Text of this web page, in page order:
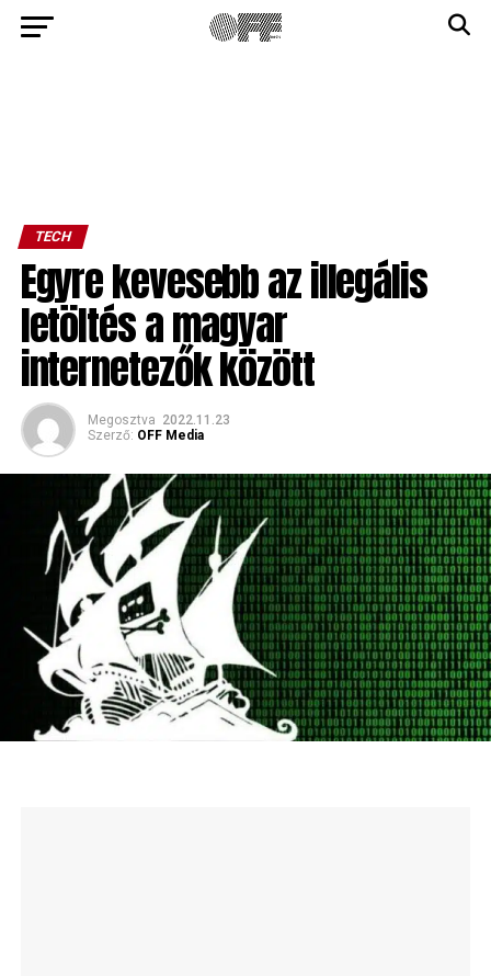
TECH
Egyre kevesebb az illegális
letöltés a magyar
internetezők között
Megosztva 2022.11.23
Szerző: OFF Media